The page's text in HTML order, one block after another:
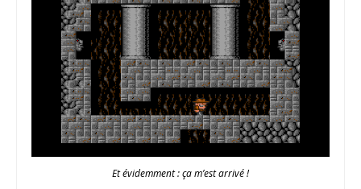
Et évidemment : ça m’est arrivé !